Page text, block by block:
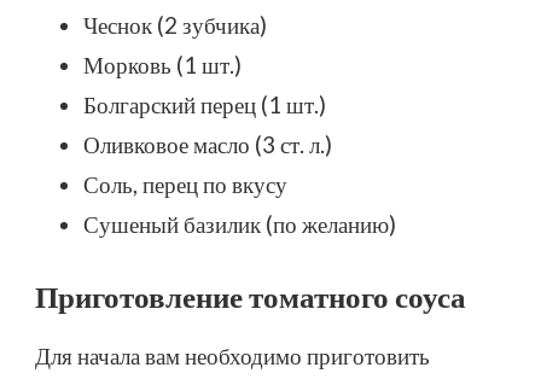
Чеснок (2 зубчика)
Морковь (1 шт.)
Болгарский перец (1 шт.)
Оливковое масло (3 ст. л.)
Соль, перец по вкусу
Сушеный базилик (по желанию)
Приготовление томатного соуса
Для начала вам необходимо приготовить